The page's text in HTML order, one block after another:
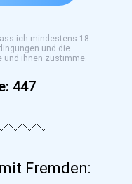
ich mindestens 18
und die
und ihnen zustimme.
453
Fremden: